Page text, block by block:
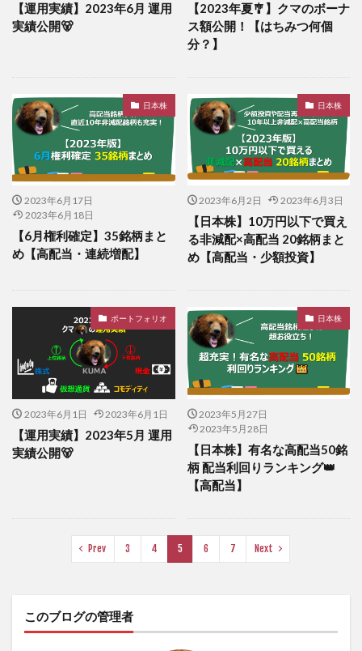
【運用実績】2023年6月 運用
実績公開🐻
【2023年夏🎐】クマのボーナ
ス額公開！【はちみつ何個
分？】
日本株
2023年6月17日
2023年6月18日
【6月権利確定】35銘柄まと
め【高配当・連続増配】
日本株
2023年6月2日 2023年6月3日
【日本株】10万円以下で買え
る非減配×高配当 20銘柄まと
め【高配当・少額投資】
ポートフォリオ
2023年6月1日 2023年6月1日
【運用実績】2023年5月 運用
実績公開🐻
日本株
2023年5月27日
2023年5月28日
【日本株】有名な高配当50銘
柄 配当利回りランキング👑
【高配当】
Prev 3 4 5 6 7 Next
このブログの管理者